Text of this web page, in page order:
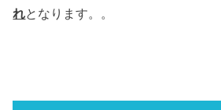
れとなります。。